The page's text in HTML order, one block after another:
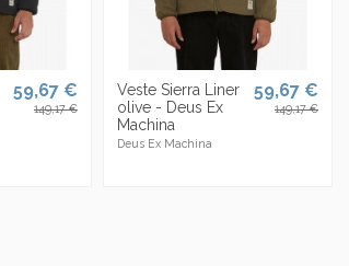
59,67 €
149,17 €
Veste Sierra Liner
olive - Deus Ex
Machina
Deus Ex Machina
59,67 €
149,17 €